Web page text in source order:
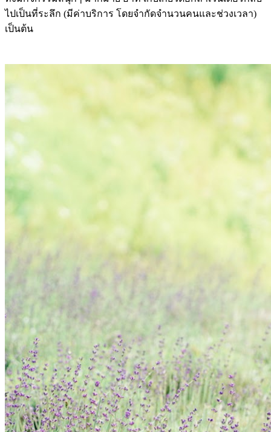
ไปเป็นที่ระลึก (มีค่าบริการ โดยจำกัดจำนวนคนและช่วงเวลา)
เป็นต้น